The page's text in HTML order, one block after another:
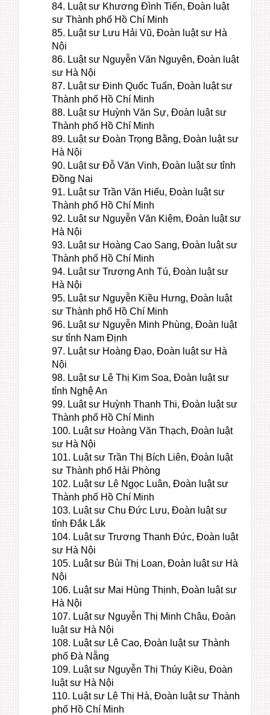
84. Luật sư Khương Đình Tiến, Đoàn luật
sư Thành phố Hồ Chí Minh
85. Luật sư Lưu Hải Vũ, Đoàn luật sư Hà
Nội
86. Luật sư Nguyễn Văn Nguyên, Đoàn luật
sư Hà Nội
87. Luật sư Đinh Quốc Tuấn, Đoàn luật sư
Thành phố Hồ Chí Minh
88. Luật sư Huỳnh Văn Sự, Đoàn luật sư
Thành phố Hồ Chí Minh
89. Luật sư Đoàn Trọng Bằng, Đoàn luật sư
Hà Nội
90. Luật sư Đỗ Văn Vinh, Đoàn luật sư tỉnh
Đồng Nai
91. Luật sư Trần Văn Hiếu, Đoàn luật sư
Thành phố Hồ Chí Minh
92. Luật sư Nguyễn Văn Kiệm, Đoàn luật sư
Hà Nội
93. Luật sư Hoàng Cao Sang, Đoàn luật sư
Thành phố Hồ Chí Minh
94. Luật sư Trương Anh Tú, Đoàn luật sư
Hà Nội
95. Luật sư Nguyễn Kiều Hưng, Đoàn luật
sư Thành phố Hồ Chí Minh
96. Luật sư Nguyễn Minh Phùng, Đoàn luật
sư tỉnh Nam Định
97. Luật sư Hoàng Đạo, Đoàn luật sư Hà
Nội
98. Luật sư Lê Thị Kim Soa, Đoàn luật sư
tỉnh Nghệ An
99. Luật sư Huỳnh Thanh Thi, Đoàn luật sư
Thành phố Hồ Chí Minh
100. Luật sư Hoàng Văn Thạch, Đoàn luật
sư Hà Nội
101. Luật sư Trần Thị Bích Liên, Đoàn luật
sư Thành phố Hải Phòng
102. Luật sư Lê Ngọc Luân, Đoàn luật sư
Thành phố Hồ Chí Minh
103. Luật sư Chu Đức Lưu, Đoàn luật sư
tỉnh Đắk Lắk
104. Luật sư Trương Thanh Đức, Đoàn luật
sư Hà Nội
105. Luật sư Bùi Thị Loan, Đoàn luật sư Hà
Nội
106. Luật sư Mai Hùng Thịnh, Đoàn luật sư
Hà Nội
107. Luật sư Nguyễn Thị Minh Châu, Đoàn
luật sư Hà Nội
108. Luật sư Lê Cao, Đoàn luật sư Thành
phố Đà Nẵng
109. Luật sư Nguyễn Thị Thúy Kiều, Đoàn
luật sư Hà Nội
110. Luật sư Lê Thị Hà, Đoàn luật sư Thành
phố Hồ Chí Minh